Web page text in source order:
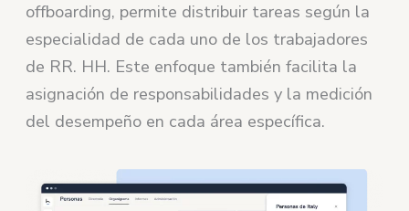
offboarding, permite distribuir tareas según la
especialidad de cada uno de los trabajadores
de RR. HH. Este enfoque también facilita la
asignación de responsabilidades y la medición
del desempeño en cada área específica.